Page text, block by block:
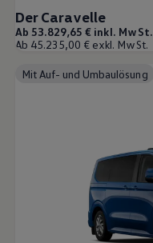
Der Caravelle
Ab 53.829,65 € inkl. MwSt.
Ab 45.235,00 € exkl. MwSt.
Mit Auf- und Umbaulösung